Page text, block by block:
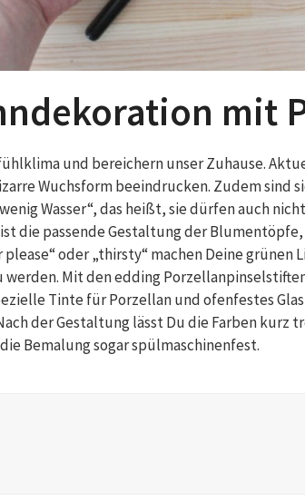
mit
und bereichern unser Zuhause.
Wuchsform beeindrucken. Zudem sind
Wasser“, das heißt, sie dürfen auch
die passende Gestaltung der Blumentöpfe,
oder „thirsty“ machen Deine grünen
werden. Mit den edding
Tinte für Porzellan und ofenfestes
der Gestaltung lässt Du die Farben kurz
Bemalung sogar spülmaschinenfest.